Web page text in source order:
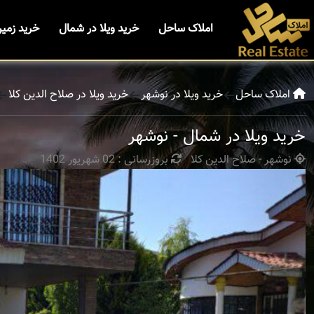
املاک ساحل خرید ویلا در شمال خرید
املاک ساحل خرید ویلا در نوشهر خرید ویلا در صلاح الدین کلا
خرید ویلا در شمال - نوشهر
نوشهر - صلاح الدین کلا بروزرسانی : 02 شهریور 1402